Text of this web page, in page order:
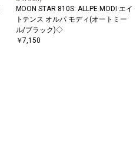
MOON STAR 810S: ALLPE MODI エイ
トテンス オルパ モディ(オートミー
ル/ブラック)◇
￥7,150